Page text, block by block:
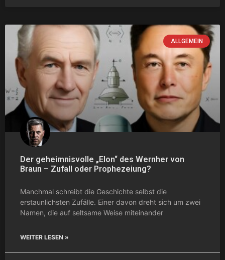
ALLGEMEIN
Der geheimnisvolle „Elon“ des Wernher von
Braun – Zufall oder Prophezeiung?
Manchmal schreibt die Geschichte selbst die
erstaunlichsten Zufälle. Einer davon dreht sich um zwei
Namen, die auf seltsame Weise miteinander
WEITER LESEN »